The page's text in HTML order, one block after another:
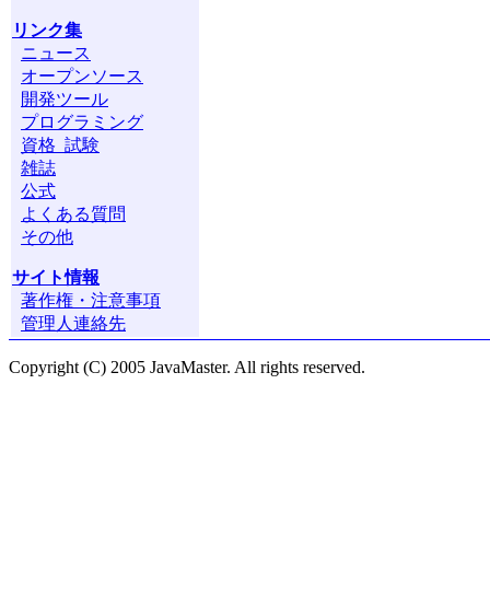
リンク集
ニュース
オープンソース
開発ツール
プログラミング
資格 試験
雑誌
公式
よくある質問
その他
サイト情報
著作権・注意事項
管理人連絡先
Copyright (C) 2005 JavaMaster. All rights reserved.